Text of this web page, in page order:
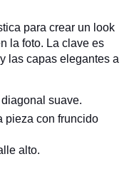
para crear un look
la foto. La clave es
las capas elegantes a
suave.
pieza con fruncido
alto.